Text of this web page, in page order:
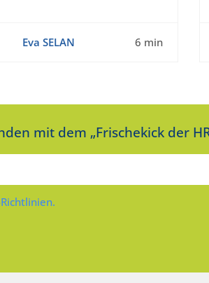
Eva SELAN 6 min
mit dem „Frischekick der